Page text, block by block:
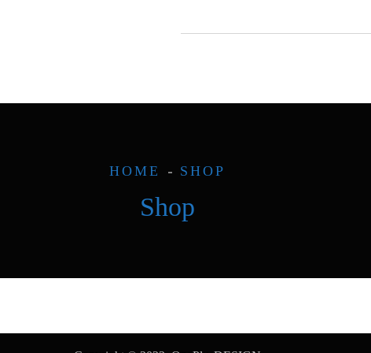
Shop
HOME SHOP